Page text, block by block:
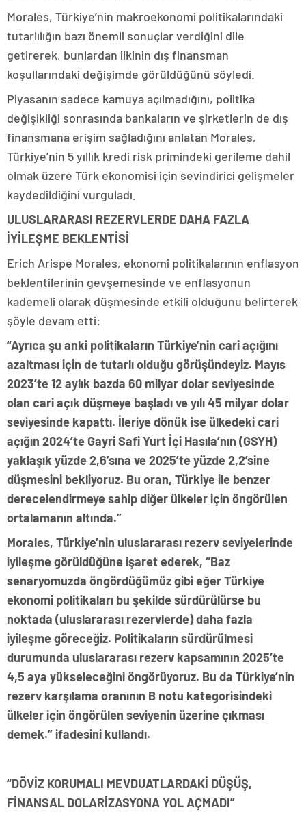
Morales, Türkiye’nin makroekonomi politikalarındaki
tutarlılığın bazı önemli sonuçlar verdiğini dile
getirerek, bunlardan ilkinin dış finansman
koşullarındaki değişimde görüldüğünü söyledi.
Piyasanın sadece kamuya açılmadığını, politika
değişikliği sonrasında bankaların ve şirketlerin de dış
finansmana erişim sağladığını anlatan Morales,
Türkiye’nin 5 yıllık kredi risk primindeki gerileme dahil
olmak üzere Türk ekonomisi için sevindirici gelişmeler
kaydedildiğini vurguladı.
ULUSLARARASI REZERVLERDE DAHA FAZLA
İYİLEŞME BEKLENTİSİ
Erich Arispe Morales, ekonomi politikalarının enflasyon
beklentilerinin gevşemesinde ve enflasyonun
kademeli olarak düşmesinde etkili olduğunu belirterek
şöyle devam etti:
“Ayrıca şu anki politikaların Türkiye’nin cari açığını
azaltması için de tutarlı olduğu görüşündeyiz. Mayıs
2023’te 12 aylık bazda 60 milyar dolar seviyesinde
olan cari açık düşmeye başladı ve yılı 45 milyar dolar
seviyesinde kapattı. İleriye dönük ise ülkedeki cari
açığın 2024’te Gayri Safi Yurt İçi Hasıla’nın (GSYH)
yaklaşık yüzde 2,6’sına ve 2025’te yüzde 2,2’sine
düşmesini bekliyoruz. Bu oran, Türkiye ile benzer
derecelendirmeye sahip diğer ülkeler için öngörülen
ortalamanın altında.”
Morales, Türkiye’nin uluslararası rezerv seviyelerinde
iyileşme görüldüğüne işaret ederek, “Baz
senaryomuzda öngördüğümüz gibi eğer Türkiye
ekonomi politikaları bu şekilde sürdürülürse bu
noktada (uluslararası rezervlerde) daha fazla
iyileşme göreceğiz. Politikaların sürdürülmesi
durumunda uluslararası rezerv kapsamının 2025’te
4,5 aya yükseleceğini öngörüyoruz. Bu da Türkiye’nin
rezerv karşılama oranının B notu kategorisindeki
ülkeler için öngörülen seviyenin üzerine çıkması
demek.” ifadesini kullandı.
“DÖVİZ KORUMALI MEVDUATLARDAKİ DÜŞÜŞ,
FİNANSAL DOLARİZASYONA YOL AÇMADI”